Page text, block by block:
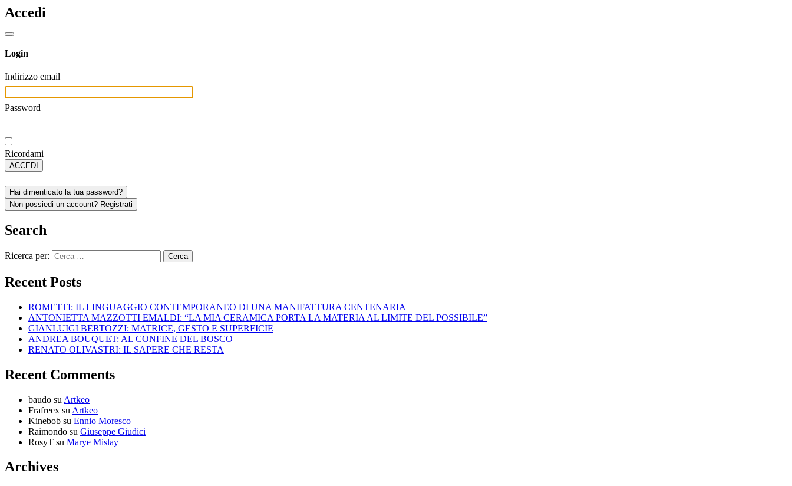
Accedi
Login
Indirizzo email
Password
Ricordami
ACCEDI
Hai dimenticato la tua password?
Non possiedi un account? Registrati
Search
Ricerca per:
Recent Posts
ROMETTI: IL LINGUAGGIO CONTEMPORANEO DI UNA MANIFATTURA CENTENARIA
ANTONIETTA MAZZOTTI EMALDI: “LA MIA CERAMICA PORTA LA MATERIA AL LIMITE DEL POSSIBILE”
GIANLUIGI BERTOZZI: MATRICE, GESTO E SUPERFICIE
ANDREA BOUQUET: AL CONFINE DEL BOSCO
RENATO OLIVASTRI: IL SAPERE CHE RESTA
Recent Comments
baudo su Artkeo
Frafreex su Artkeo
Kinebob su Ennio Moresco
Raimondo su Giuseppe Giudici
RosyT su Marye Mislay
Archives